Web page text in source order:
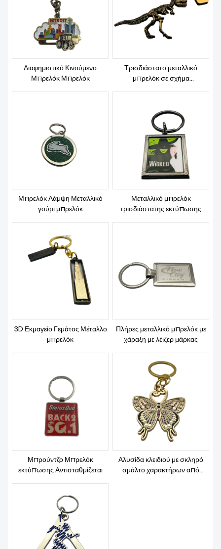
Διαφημιστικό Κινούμενο
Μπρελόκ Μπρελόκ
Τρισδιάστατο μεταλλικό
μπρελόκ σε σχήμα
Μπρελόκ Λάμψη Μεταλλικό
γούρι μπρελόκ
Μεταλλικό μπρελόκ
τρισδιάστατης εκτύπωσης
3D Εκμαγείο Γεμάτος Μέταλλο
μπρελόκ
Πλήρες μεταλλικό μπρελόκ με
χάραξη με λέιζερ μάρκας
Μπρούντζο Μπρελόκ
εκτύπωσης Αντισταθμίζεται
Αλυσίδα κλειδιού με σκληρό
σμάλτο χαρακτήρων από